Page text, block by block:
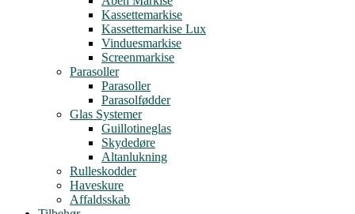
Kassettemarkise
Kassettemarkise Lux
Vinduesmarkise
Screenmarkise
Parasoller
Parasoller
Parasolfødder
Glas Systemer
Guillotineglas
Skydedøre
Altanlukning
Rulleskodder
Haveskure
Affaldsskab